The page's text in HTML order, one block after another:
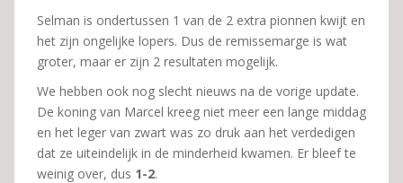
Selman is ondertussen 1 van de 2 extra pionnen kwijt en
het zijn ongelijke lopers. Dus de remissemarge is wat
groter, maar er zijn 2 resultaten mogelijk.
We hebben ook nog slecht nieuws na de vorige update.
De koning van Marcel kreeg niet meer een lange middag
en het leger van zwart was zo druk aan het verdedigen
dat ze uiteindelijk in de minderheid kwamen. Er bleef te
weinig over, dus 1-2.